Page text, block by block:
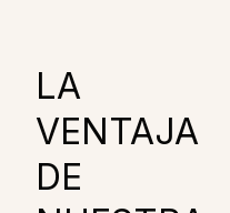
LA
VENTAJA
DE